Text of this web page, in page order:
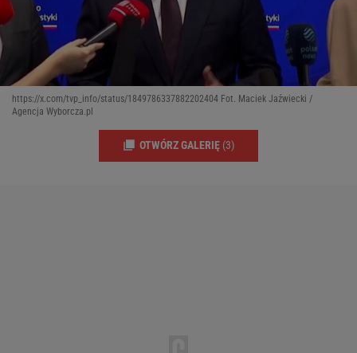
https://x.com/tvp_info/status/1849786337882202404 Fot. Maciek Jaźwiecki /
Agencja Wyborcza.pl
OTWÓRZ GALERIĘ (3)